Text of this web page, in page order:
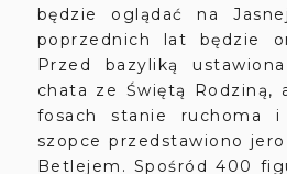
będzie oglądać na
poprzednich lat będzie
Przed bazyliką
chata ze Świętą Rodziną,
fosach stanie ruchoma
szopce przedstawiono
Betlejem. Spośród 400